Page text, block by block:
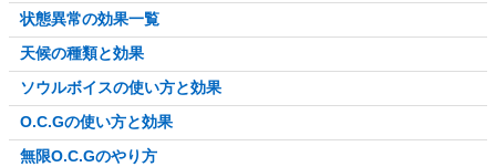
状態異常の効果一覧
天候の種類と効果
ソウルボイスの使い方と効果
O.C.Gの使い方と効果
無限O.C.Gのやり方